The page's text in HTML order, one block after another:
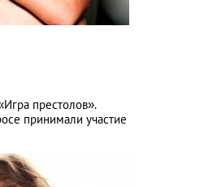
престолов».
принимали участие